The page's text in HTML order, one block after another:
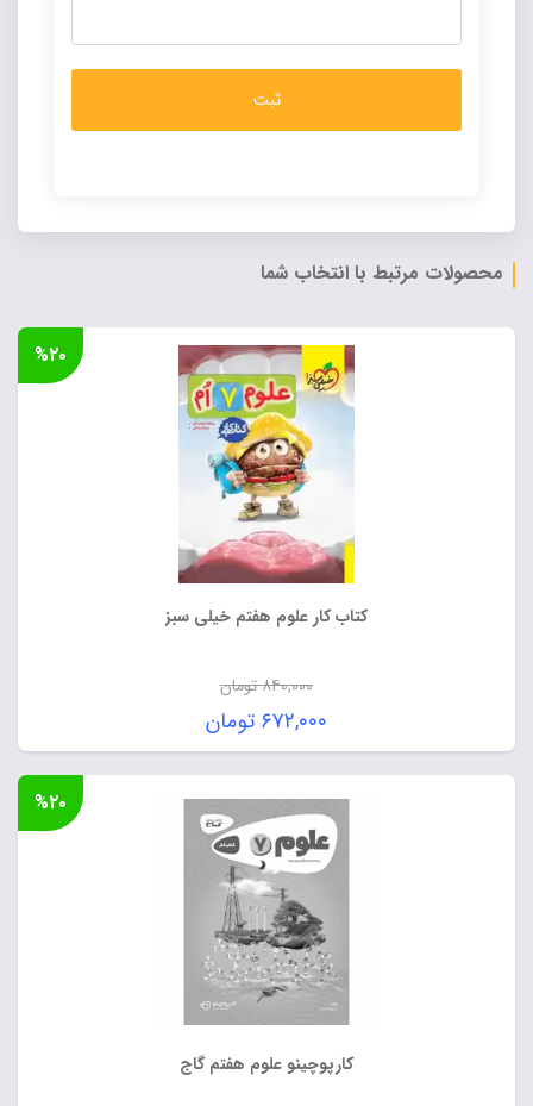
محصولات مرتبط با انتخاب شما
کتاب کار علوم هفتم خیلی سبز
۸۴۰,۰۰۰تومان
قیمت
اصلی:
۸۴۰,۰۰۰ تومان
بود.
۶۷۲,۰۰۰ تومان
قیمت
فعلی:
۶۷۲,۰۰۰ تومان.
%۲۰
کارپوچینو علوم هفتم گاج
%۲۰